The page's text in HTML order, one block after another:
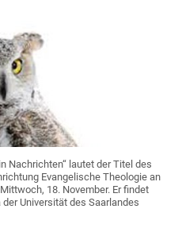
Nachrichten“ lautet der Titel des
Evangelische Theologie an
18. November. Er findet
der Universität des Saarlandes